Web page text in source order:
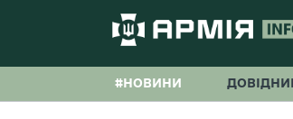
#НОВИНИ